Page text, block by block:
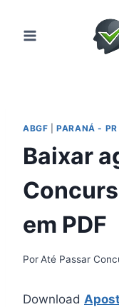
para
ABGF |PARANÁ - PR
Baixar
em PDF
PorAté Passar
Download